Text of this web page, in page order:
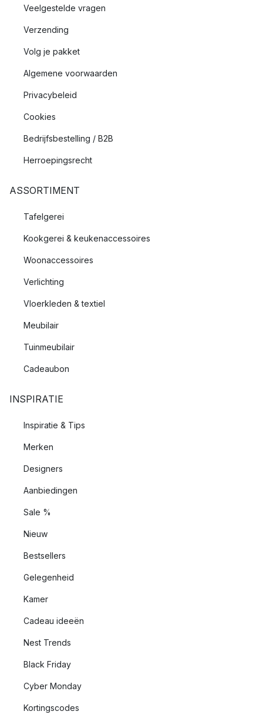
Veelgestelde vragen
Verzending
Volg je pakket
Algemene voorwaarden
Privacybeleid
Cookies
Bedrijfsbestelling / B2B
Herroepingsrecht
ASSORTIMENT
Tafelgerei
Kookgerei & keukenaccessoires
Woonaccessoires
Verlichting
Vloerkleden & textiel
Meubilair
Tuinmeubilair
Cadeaubon
INSPIRATIE
Inspiratie & Tips
Merken
Designers
Aanbiedingen
Sale %
Nieuw
Bestsellers
Gelegenheid
Kamer
Cadeau ideeën
Nest Trends
Black Friday
Cyber Monday
Kortingscodes